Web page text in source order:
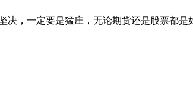
决，一定要是猛庄，无论期货还是股票都是